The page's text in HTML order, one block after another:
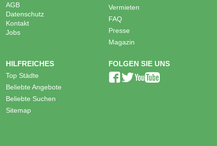
AGB
Datenschutz
Kontakt
Jobs
Vermieten
FAQ
Presse
Magazin
HILFREICHES
Top Städte
Beliebte Angebote
Beliebte Suchen
Sitemap
FOLGEN SIE UNS